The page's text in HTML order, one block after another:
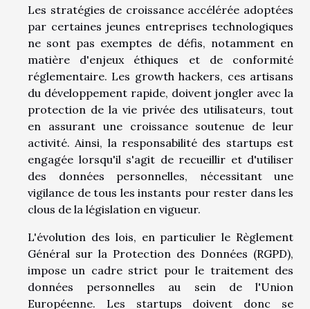
Les stratégies de croissance accélérée adoptées
par certaines jeunes entreprises technologiques
ne sont pas exemptes de défis, notamment en
matière d'enjeux éthiques et de conformité
réglementaire. Les growth hackers, ces artisans
du développement rapide, doivent jongler avec la
protection de la vie privée des utilisateurs, tout
en assurant une croissance soutenue de leur
activité. Ainsi, la responsabilité des startups est
engagée lorsqu'il s'agit de recueillir et d'utiliser
des données personnelles, nécessitant une
vigilance de tous les instants pour rester dans les
clous de la législation en vigueur.
L'évolution des lois, en particulier le Règlement
Général sur la Protection des Données (RGPD),
impose un cadre strict pour le traitement des
données personnelles au sein de l'Union
Européenne. Les startups doivent donc se